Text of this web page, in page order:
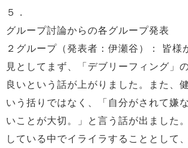
５．
グループ討論からの各グループ発表
２グループ（発表者：伊瀬谷）： 皆様
見としてまず、「デブリーフィング」
良いという話が上がりました。また、
いう括りではなく、「自分がされて嫌
いことが大切。」と言う話が出ました
している中でイライラすることとして